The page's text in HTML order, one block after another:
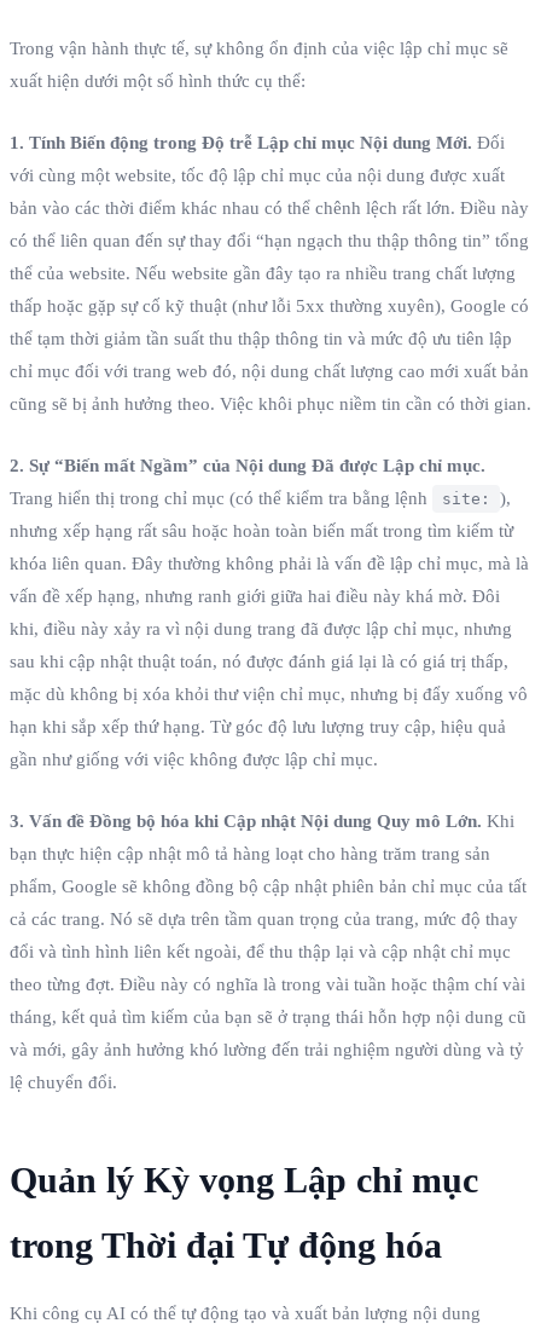
Trong vận hành thực tế, sự không ổn định của việc lập chỉ mục sẽ
xuất hiện dưới một số hình thức cụ thể:
1. Tính Biến động trong Độ trễ Lập chỉ mục Nội dung Mới. Đối
với cùng một website, tốc độ lập chỉ mục của nội dung được xuất
bản vào các thời điểm khác nhau có thể chênh lệch rất lớn. Điều này
có thể liên quan đến sự thay đổi “hạn ngạch thu thập thông tin” tổng
thể của website. Nếu website gần đây tạo ra nhiều trang chất lượng
thấp hoặc gặp sự cố kỹ thuật (như lỗi 5xx thường xuyên), Google có
thể tạm thời giảm tần suất thu thập thông tin và mức độ ưu tiên lập
chỉ mục đối với trang web đó, nội dung chất lượng cao mới xuất bản
cũng sẽ bị ảnh hưởng theo. Việc khôi phục niềm tin cần có thời gian.
2. Sự “Biến mất Ngầm” của Nội dung Đã được Lập chỉ mục.
Trang hiển thị trong chỉ mục (có thể kiểm tra bằng lệnh
site:
),
nhưng xếp hạng rất sâu hoặc hoàn toàn biến mất trong tìm kiếm từ
khóa liên quan. Đây thường không phải là vấn đề lập chỉ mục, mà là
vấn đề xếp hạng, nhưng ranh giới giữa hai điều này khá mờ. Đôi
khi, điều này xảy ra vì nội dung trang đã được lập chỉ mục, nhưng
sau khi cập nhật thuật toán, nó được đánh giá lại là có giá trị thấp,
mặc dù không bị xóa khỏi thư viện chỉ mục, nhưng bị đẩy xuống vô
hạn khi sắp xếp thứ hạng. Từ góc độ lưu lượng truy cập, hiệu quả
gần như giống với việc không được lập chỉ mục.
3. Vấn đề Đồng bộ hóa khi Cập nhật Nội dung Quy mô Lớn. Khi
bạn thực hiện cập nhật mô tả hàng loạt cho hàng trăm trang sản
phẩm, Google sẽ không đồng bộ cập nhật phiên bản chỉ mục của tất
cả các trang. Nó sẽ dựa trên tầm quan trọng của trang, mức độ thay
đổi và tình hình liên kết ngoài, để thu thập lại và cập nhật chỉ mục
theo từng đợt. Điều này có nghĩa là trong vài tuần hoặc thậm chí vài
tháng, kết quả tìm kiếm của bạn sẽ ở trạng thái hỗn hợp nội dung cũ
và mới, gây ảnh hưởng khó lường đến trải nghiệm người dùng và tỷ
lệ chuyển đổi.
Quản lý Kỳ vọng Lập chỉ mục
trong Thời đại Tự động hóa
Khi công cụ AI có thể tự động tạo và xuất bản lượng nội dung